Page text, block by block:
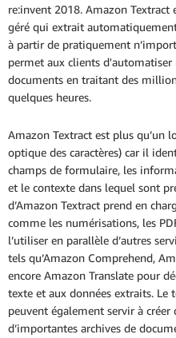
re:invent 2018. Amazon Textract
géré qui extrait
à partir de pratiquement
permet aux clients
documents en traitant des
quelques heures.
Amazon Textract est plus qu’un
optique des caractères) car il
champs de formulaire, les
et le contexte dans lequel sont
d’Amazon Textract prend en
comme les numérisations, les
l’utiliser en parallèle d’autres
tels qu’Amazon Comprehend,
encore Amazon Translate pour
texte et aux données extraits. Le
peuvent également servir à
d’importantes archives de